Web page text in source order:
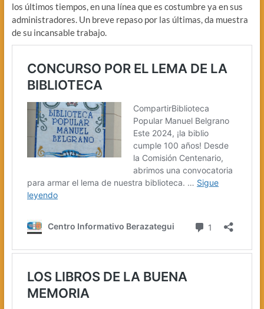
los últimos tiempos, en una línea que es costumbre ya en sus
administradores. Un breve repaso por las últimas, da muestra
de su incansable trabajo.